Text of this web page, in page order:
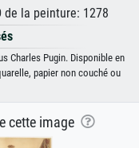
la peinture: 1278
Charles Pugin. Disponible en
papier non couché ou
cette image